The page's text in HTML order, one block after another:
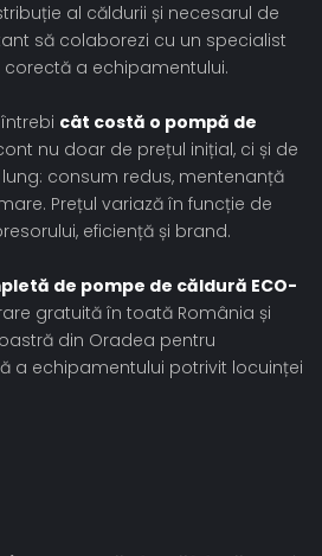
al căldurii și necesarul de
să colaborezi cu un specialist
a echipamentului.
cât costă o pompă de
nu doar de prețul inițial, ci și de
consum redus, mentenanță
Prețul variază în funcție de
eficiență și brand.
de pompe de căldură ECO-
gratuită în toată România și
din Oradea pentru
a echipamentului potrivit locuinței